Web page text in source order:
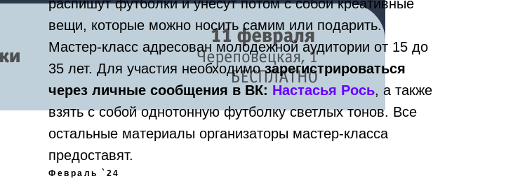
распишут футболки и унесут потом с собой креативные
вещи, которые можно носить самим или подарить.
Мастер-класс адресован молодежной аудитории от 15 до
35 лет. Для участия необходимозарегистрироваться
через личные сообщения в ВК: Настасья Рось, а также
взять с собой однотонную футболку светлых тонов. Все
остальные материалы организаторы мастер-класса
предоставят.
Февраль `24